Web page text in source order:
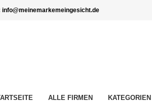
info@meinemarkemeingesicht.de
ALLE FIRMEN KATEGORIEN